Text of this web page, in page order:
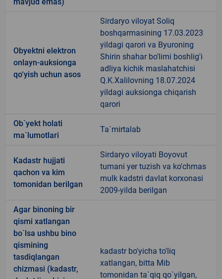
Obyektni elektron
onlayn-auksionga
qo‘yish uchun asos
Sirdaryo viloyat Soliq
boshqarmasining 17.03.2023
yildagi qarori va Byuroning
Shirin shahar bo'limi boshlig'i
adliya kichik maslahatchisi
Q.K.Xalilovning 18.07.2024
yildagi auksionga chiqarish
qarori
Ob`yekt holati
ma`lumotlari
Ta`mirtalab
Kadastr hujjati
qachon va kim
tomonidan berilgan
Sirdaryo viloyati Boyovut
tumani yer tuzish va ko'chmas
mulk kadstri davlat korxonasi
2009-yilda berilgan
Agar binoning bir
qismi xatlangan
bo`lsa ushbu bino
qismining
tasdiqlangan
chizmasi (kadastr,
kadastr bo'yicha to'liq
xatlangan, bitta Mib
tomonidan ta`qiq qo`yilgan,